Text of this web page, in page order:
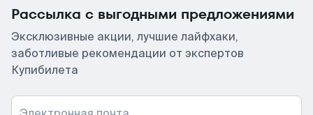
Рассылка с выгодными предложениями
Эксклюзивные акции, лучшие лайфхаки,
заботливые рекомендации от экспертов
Купибилета